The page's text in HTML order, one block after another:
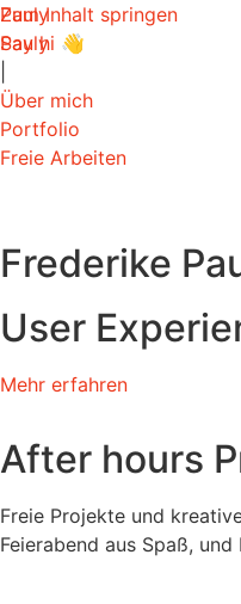
Zum Inhalt springen
Pauly
Pauly
Say hi 👋​
Über mich
Portfolio
Freie Arbeiten
Frederike
User
Mehr erfahren
After hours
Freie Projekte und
Feierabend aus Spaß,